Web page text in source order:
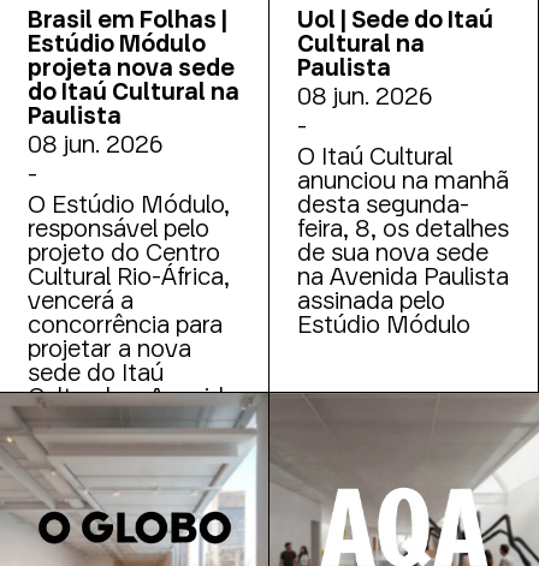
Brasil em Folhas |
Estúdio Módulo
projeta nova sede
do Itaú Cultural na
Paulista
08 jun. 2026
-
O Estúdio Módulo,
responsável pelo
projeto do Centro
Cultural Rio-África,
vencerá a
concorrência para
projetar a nova
sede do Itaú
Cultural na Avenida
Paulista
Uol | Sede do Itaú
Cultural na
Paulista
08 jun. 2026
-
O Itaú Cultural
anunciou na manhã
desta segunda-
feira, 8, os detalhes
de sua nova sede
na Avenida Paulista
assinada pelo
Estúdio Módulo